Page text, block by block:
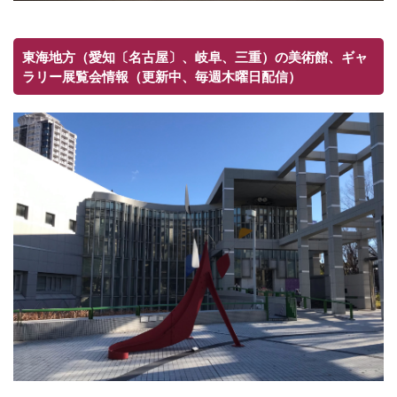
東海地方（愛知〔名古屋〕、岐阜、三重）の美術館、ギャ
ラリー展覧会情報（更新中、毎週木曜日配信）